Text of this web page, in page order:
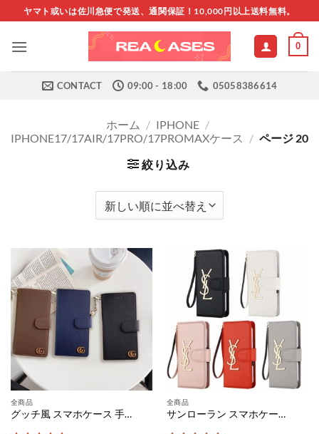
to
content
ヤマト或いは佐川急便で発送、通関保証！10,000円以上送料無料。
0
CONTACT 09:00 - 18:00 05058386614
ホーム / IPHONE /
IPHONE17/17AIR/17PRO/17PROMAXケース
/ ページ 20
絞り込み
全商品
グッチ風 スマホケース 手帳型 全機種対応 おしゃれ GUCCI iphone12/11 ケース シンプル ペア アンドロイドケース ブランド galaxy s20/s10 plus ケースカバー ビジネス風 エクスペリアケース XZ3 落下防止
全商品
サンローラン スマホケース 手帳型 全機種対応 安い YSL アンドロイドケース おしゃれ galaxy カバーケース スライド式 Saint Laurent スマホカバー フリーサイズ xperiaケース 人気ブランド